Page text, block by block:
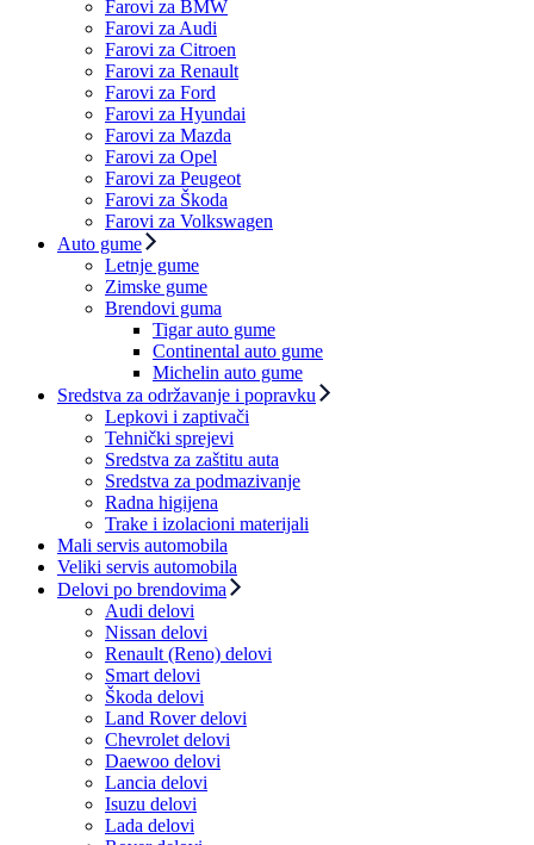
Farovi za BMW
Farovi za Audi
Farovi za Citroen
Farovi za Renault
Farovi za Ford
Farovi za Hyundai
Farovi za Mazda
Farovi za Opel
Farovi za Peugeot
Farovi za Škoda
Farovi za Volkswagen
Auto gume
Letnje gume
Zimske gume
Brendovi guma
Tigar auto gume
Continental auto gume
Michelin auto gume
Sredstva za održavanje i popravku
Lepkovi i zaptivači
Tehnički sprejevi
Sredstva za zaštitu auta
Sredstva za podmazivanje
Radna higijena
Trake i izolacioni materijali
Mali servis automobila
Veliki servis automobila
Delovi po brendovima
Audi delovi
Nissan delovi
Renault (Reno) delovi
Smart delovi
Škoda delovi
Land Rover delovi
Chevrolet delovi
Daewoo delovi
Lancia delovi
Isuzu delovi
Lada delovi